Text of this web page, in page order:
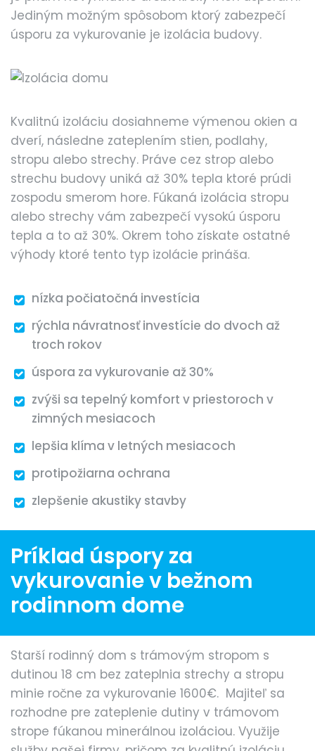
Jediným možným spôsobom ktorý zabezpečí
úsporu za vykurovanie je izolácia budovy.
Kvalitnú izoláciu dosiahneme výmenou okien a
dverí, následne zateplením stien, podlahy,
stropu alebo strechy. Práve cez strop alebo
strechu budovy uniká až 30% tepla ktoré prúdi
zospodu smerom hore. Fúkaná izolácia stropu
alebo strechy vám zabezpečí vysokú úsporu
tepla a to až 30%. Okrem toho získate ostatné
výhody ktoré tento typ izolácie prináša.
nízka počiatočná investícia
rýchla návratnosť investície do dvoch až
troch rokov
úspora za vykurovanie až 30%
zvýši sa tepelný komfort v priestoroch v
zimných mesiacoch
lepšia klíma v letných mesiacoch
protipožiarna ochrana
zlepšenie akustiky stavby
Príklad úspory za
vykurovanie v bežnom
rodinnom dome
Starší rodinný dom s trámovým stropom s
dutinou 18 cm bez zateplnia strechy a stropu
minie ročne za vykurovanie 1600€. Majiteľ sa
rozhodne pre zateplenie dutiny v trámovom
strope fúkanou minerálnou izoláciou. Využije